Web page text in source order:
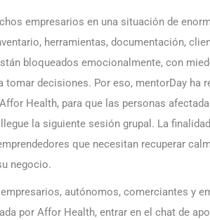
empresarios en una situación de
herramientas, documentación,
bloqueados emocionalmente, con
tomar decisiones. Por eso, mentorDay ha
Health, para que las personas
la siguiente sesión grupal. La
que necesitan recuperar
negocio.
autónomos, comerciantes y
por Affor Health, entrar en el chat de